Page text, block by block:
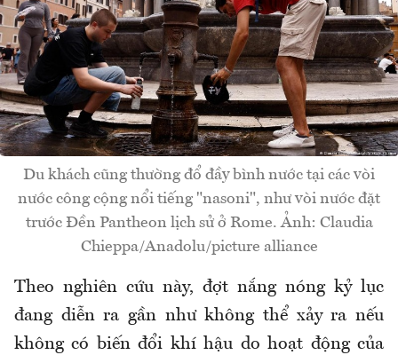
Du khách cũng thường đổ đầy bình nước tại các vòi
nước công cộng nổi tiếng "nasoni", như vòi nước đặt
trước Đền Pantheon lịch sử ở Rome. Ảnh: Claudia
Chieppa/Anadolu/picture alliance
Theo nghiên cứu này, đợt nắng nóng kỷ lục
đang diễn ra gần như không thể xảy ra nếu
không có biến đổi khí hậu do hoạt động của